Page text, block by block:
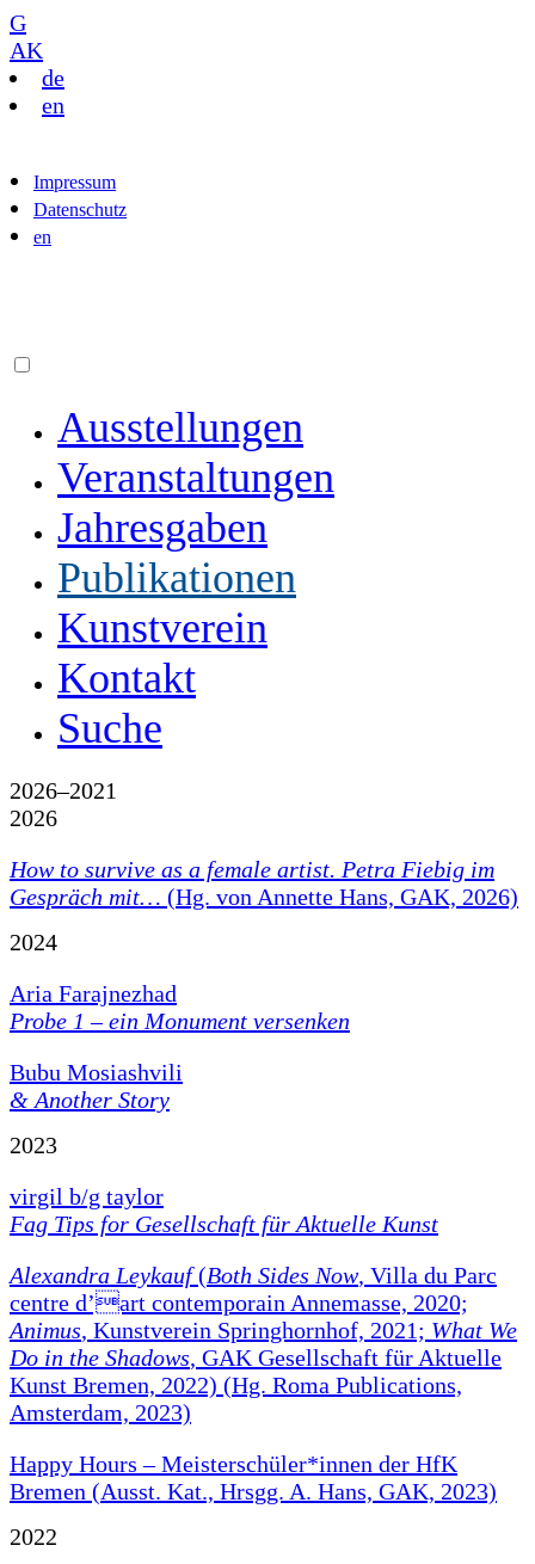
G
AK
de
en
Impressum
Datenschutz
en
Ausstellungen
Veranstaltungen
Jahresgaben
Publikationen
Kunstverein
Kontakt
Suche
2026–2021
2026
How to survive as a female artist. Petra Fiebig im
Gespräch mit… (Hg. von Annette Hans, GAK, 2026)
2024
Aria Farajnezhad
Probe 1 – ein Monument versenken
Bubu Mosiashvili
& Another Story
2023
virgil b/g taylor
Fag Tips for Gesellschaft für Aktuelle Kunst
Alexandra Leykauf(Both Sides Now, Villa du Parc
centre d’art contemporain Annemasse, 2020;
Animus, Kunstverein Springhornhof, 2021; What We
Do in the Shadows, GAK Gesellschaft für Aktuelle
Kunst Bremen, 2022) (Hg. Roma Publications,
Amsterdam, 2023)
Happy Hours – Meisterschüler*innen der HfK
Bremen (Ausst. Kat., Hrsgg. A. Hans, GAK, 2023)
2022